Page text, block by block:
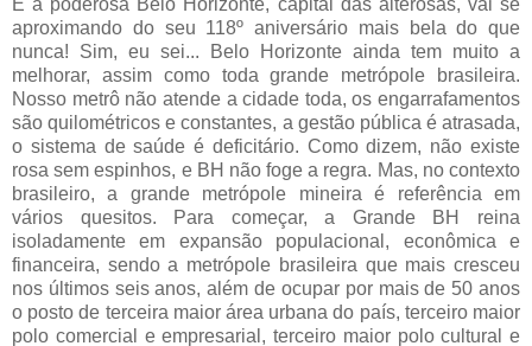
E a poderosa Belo Horizonte, capital das alterosas, vai se
aproximando do seu 118º aniversário mais bela do que
nunca! Sim, eu sei... Belo Horizonte ainda tem muito a
melhorar, assim como toda grande metrópole brasileira.
Nosso metrô não atende a cidade toda, os engarrafamentos
são quilométricos e constantes, a gestão pública é atrasada,
o sistema de saúde é deficitário. Como dizem, não existe
rosa sem espinhos, e BH não foge a regra. Mas, no contexto
brasileiro, a grande metrópole mineira é referência em
vários quesitos. Para começar, a Grande BH reina
isoladamente em expansão populacional, econômica e
financeira, sendo a metrópole brasileira que mais cresceu
nos últimos seis anos, além de ocupar por mais de 50 anos
o posto de terceira maior área urbana do país, terceiro maior
polo comercial e empresarial, terceiro maior polo cultural e